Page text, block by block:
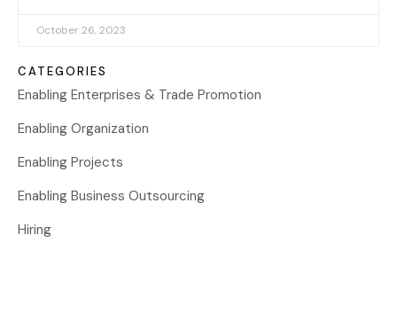
October 26, 2023
CATEGORIES
Enabling Enterprises & Trade Promotion
Enabling Organization
Enabling Projects
Enabling Business Outsourcing
Hiring